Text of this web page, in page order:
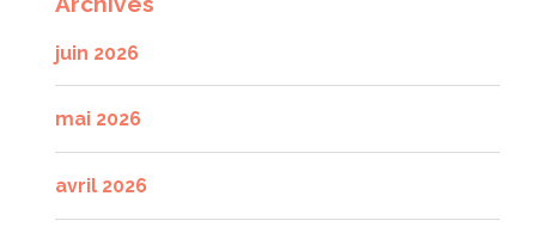
juin 2026
mai 2026
avril 2026